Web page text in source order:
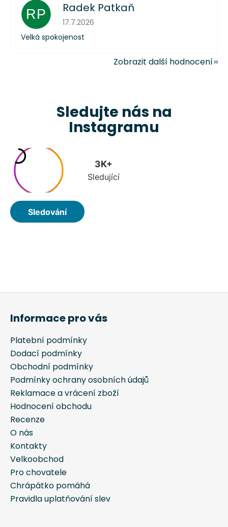
RP Radek Patkaň
Hodnocení obchodu je 5 z 5 hvězdiček.
17.7.2026
Velká spokojenost
Zobrazit další hodnocení
Sledujte nás na
Instagramu
Z
Informace pro vás
Platební podmínky
Dodací podmínky
Obchodní podmínky
Podmínky ochrany osobních údajů
Reklamace a vrácení zboží
Hodnocení obchodu
Recenze
O nás
Kontakty
Velkoobchod
Pro chovatele
Chrápátko pomáhá
Pravidla uplatňování slev